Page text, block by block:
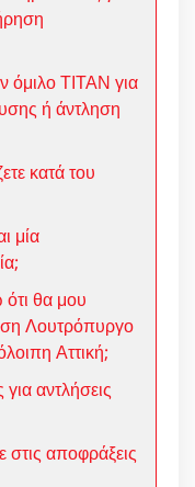
όμιλο ΤΙΤΑΝ για
ή άντληση
κατά του
μία
θα μου
Λουτρόπυργο
Αττική;
για αντλήσεις
αποφράξεις